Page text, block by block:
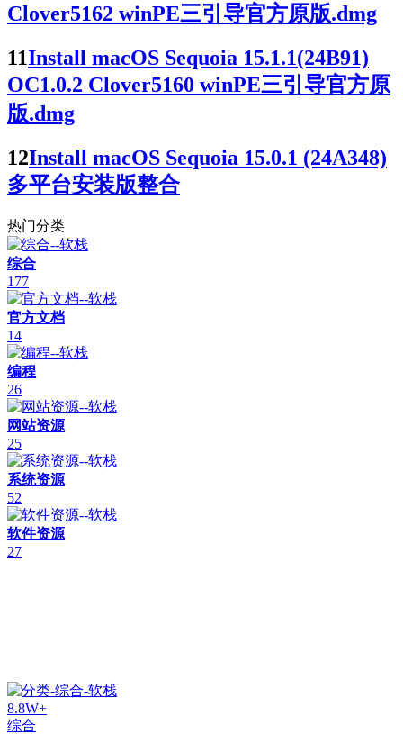
Clover5162 winPE三引导官方原版.dmg
11Install macOS Sequoia 15.1.1(24B91)
OC1.0.2 Clover5160 winPE三引导官方原
版.dmg
12Install macOS Sequoia 15.0.1 (24A348)
多平台安装版整合
热门分类
综合
177
官方文档
14
编程
26
网站资源
25
系统资源
52
软件资源
27
8.8W+
综合